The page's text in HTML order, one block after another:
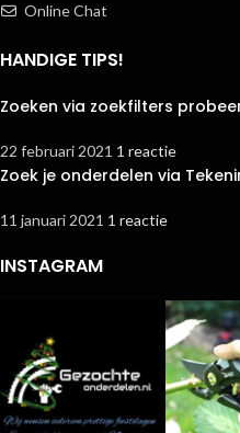
Online Chat
HANDIGE TIPS!
Zoeken via zoekfilters
22 februari 2021 1 reactie
Zoek je onderdelen via
11 januari 2021 1 reactie
INSTAGRAM